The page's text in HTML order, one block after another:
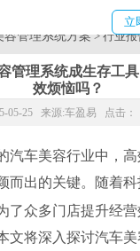
立
容管理系统方案 > 行业
管理系统成生存工
效烦恼吗？
05-25 来源:车盈易 点击：
汽车美容行业中，
而出的关键。随着科
了众多门店提升经
文将深入探讨汽车